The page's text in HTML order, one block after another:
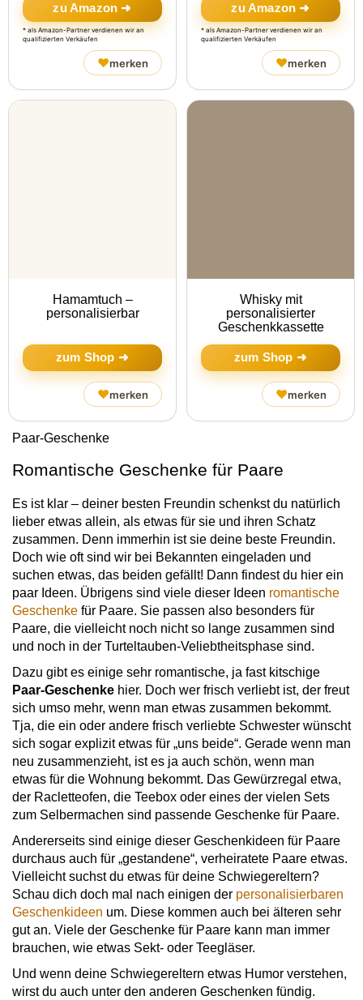
zu Amazon ➜
* als Amazon-Partner verdienen wir an
qualifizierten Verkäufen
♥merken
zu Amazon ➜
* als Amazon-Partner verdienen wir an
qualifizierten Verkäufen
♥merken
Hamamtuch –
personalisierbar
zum Shop ➜
♥merken
Whisky mit
personalisierter
Geschenkkassette
zum Shop ➜
♥merken
Paar-Geschenke
Romantische Geschenke für Paare
Es ist klar – deiner besten Freundin schenkst du natürlich
lieber etwas allein, als etwas für sie und ihren Schatz
zusammen. Denn immerhin ist sie deine beste Freundin.
Doch wie oft sind wir bei Bekannten eingeladen und
suchen etwas, das beiden gefällt! Dann findest du hier ein
paar Ideen. Übrigens sind viele dieser Ideen romantische
Geschenke für Paare. Sie passen also besonders für
Paare, die vielleicht noch nicht so lange zusammen sind
und noch in der Turteltauben-Veliebtheitsphase sind.
Dazu gibt es einige sehr romantische, ja fast kitschige
Paar-Geschenke hier. Doch wer frisch verliebt ist, der freut
sich umso mehr, wenn man etwas zusammen bekommt.
Tja, die ein oder andere frisch verliebte Schwester wünscht
sich sogar explizit etwas für „uns beide“. Gerade wenn man
neu zusammenzieht, ist es ja auch schön, wenn man
etwas für die Wohnung bekommt. Das Gewürzregal etwa,
der Racletteofen, die Teebox oder eines der vielen Sets
zum Selbermachen sind passende Geschenke für Paare.
Andererseits sind einige dieser Geschenkideen für Paare
durchaus auch für „gestandene“, verheiratete Paare etwas.
Vielleicht suchst du etwas für deine Schwiegereltern?
Schau dich doch mal nach einigen der personalisierbaren
Geschenkideen um. Diese kommen auch bei älteren sehr
gut an. Viele der Geschenke für Paare kann man immer
brauchen, wie etwas Sekt- oder Teegläser.
Und wenn deine Schwiegereltern etwas Humor verstehen,
wirst du auch unter den anderen Geschenken fündig.